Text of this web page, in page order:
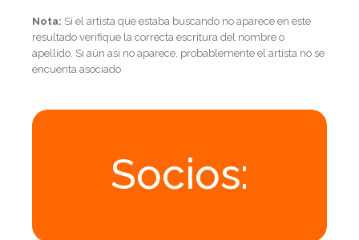
Nota: Si el artista que estaba buscando no aparece en este
resultado verifique la correcta escritura del nombre o
apellido. Si aún asi no aparece, probablemente el artista no se
encuenta asociado
Socios: